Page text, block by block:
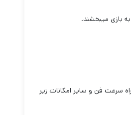
بازی می‏بخشند.
سرعت فن و سایر امکانات زیر